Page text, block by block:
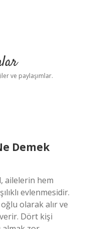
ve paylaşımlar.
Demek
ailelerin hem
evlenmesidir.
olarak alır ve
Dört kişi